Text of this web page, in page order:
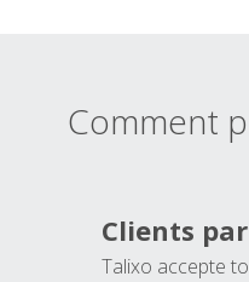
Comment
Clients
Talixo accepte